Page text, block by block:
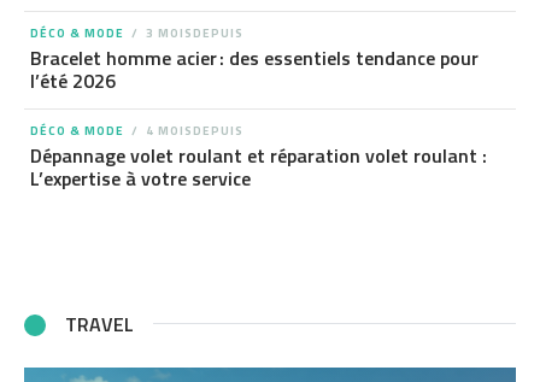
DÉCO & MODE 3 MOISDEPUIS
Bracelet homme acier : des essentiels tendance pour
l’été 2026
DÉCO & MODE 4 MOISDEPUIS
Dépannage volet roulant et réparation volet roulant :
L’expertise à votre service
TRAVEL